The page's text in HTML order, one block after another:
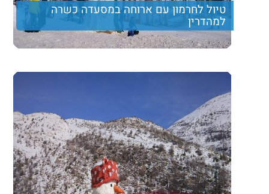
טיול לחרמון עם ארוחה במסעדה כשרה
למהדרין
מטיול המשלב מסלול הליכה קליל ומהנה, נסיעה עם רכבי
גולף בעמק המעיינות, ארוחת צהרים עשירה ותצפית נוף
Trip length